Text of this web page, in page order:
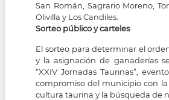
San Román, Sagrario Moreno,
Olivilla y Los Candiles.
Sorteo público y carteles
El sorteo para determinar el
y la asignación de ganaderías
“XXIV Jornadas Taurinas”,
compromiso del municipio con
cultura taurina y la búsqueda de